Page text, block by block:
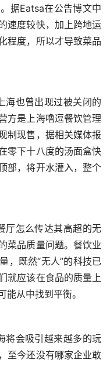
据Eatsa在公告博文中
速度较快，加上跨地运
程度，所以才导致菜品
方是上海噜逗餐饮管理
制现售，据相关媒体报
零下十八度的汤面盒快
部，将开水灌入，整个
菜品质量问题。餐饮业
，既然“无人”的科技已
就应该在食品的质量上
从中找到平衡。
至今还没有哪家企业敢